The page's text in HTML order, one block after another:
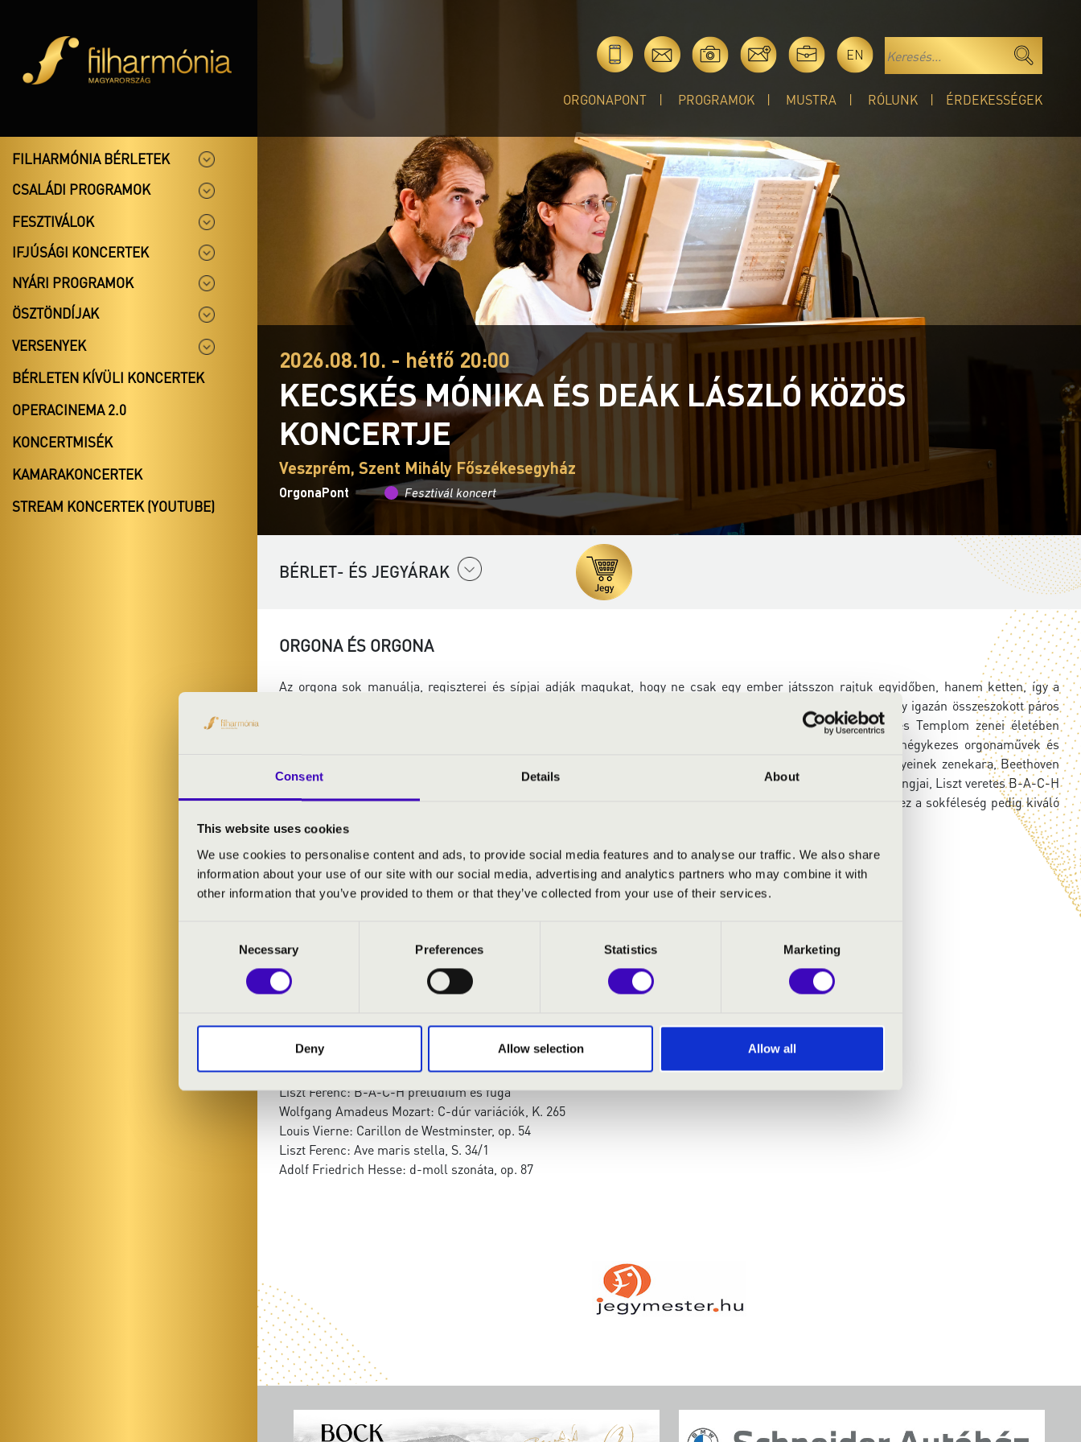
Consent Details About
This website uses cookies
We use cookies to personalise content and ads, to provide social media features and to analyse our traffic. We also share
information about your use of our site with our social media, advertising and analytics partners who may combine it with
other information that you’ve provided to them or that they’ve collected from your use of their services.
Necessary Preferences Statistics Marketing
Deny Allow selection Allow all
EN
ORGONAPONT PROGRAMOK MUSTRA RÓLUNK ÉRDEKESSÉGEK
FILHARMÓNIA BÉRLETEK
CSALÁDI PROGRAMOK
FESZTIVÁLOK
IFJÚSÁGI KONCERTEK
NYÁRI PROGRAMOK
ÖSZTÖNDÍJAK
VERSENYEK
BÉRLETEN KÍVÜLI KONCERTEK
OPERACINEMA 2.0
KONCERTMISÉK
KAMARAKONCERTEK
STREAM KONCERTEK (YOUTUBE)
2026.08.10. - hétfő 20:00
KECSKÉS MÓNIKA ÉS DEÁK LÁSZLÓ KÖZÖS
KONCERTJE
Veszprém, Szent Mihály Főszékesegyház
OrgonaPont Fesztivál koncert
BÉRLET- ÉS JEGYÁRAK
ORGONA ÉS ORGONA
Az orgona sok manuálja, regiszterei és sípjai adják magukat, hogy ne csak egy ember játsszon rajtuk egyidőben, hanem ketten, így a
hangszer még inkább zenekarrá válik, a megszólaltatása pedig egy igazi csapatmunka. Ezen a koncerten egy igazán összeszokott páros
csapatjátékát élvezhetjük: Kecskés Mónika és Deák László orgonaművész házaspár, akik a Pesti Ferences Templom zenei életében
kollégák is, így emberileg és szakmailag is sok szálon kötődnek egymáshoz. Műsorukon pedig szóló és négykezes orgonaművek és
zenekari átiratok is szerepelnek. A kezük alatt megszólaló orgona egyszerre lesz Bach Brandenburgi versenyeinek zenekara, Beethoven
"kakukkos órájának" szerkezete, szólnak rajta a Magyarországon is alkotó, kevésbé ismert Albrechtsberger hangjai, Liszt veretes B-A-C-H
fúgája, Mozart "Hull a pelyhes..." variációi, a Westminster székesegyház harangjai, és énekes művek is. Mindez a sokféleség pedig kiváló
összhangban!
ELŐADÓK:
MŰSOR:
Johann Sebastian Bach: 3. Brandenbugi verseny, BWV 1048
Ludwig van Beethoven: Adagio, WoO 33/1
Johann Georg Albrechtsberger: B-dúr prelúdium és fúga
Liszt Ferenc: B-A-C-H prelúdium és fúga
Wolfgang Amadeus Mozart: C-dúr variációk, K. 265
Louis Vierne: Carillon de Westminster, op. 54
Liszt Ferenc: Ave maris stella, S. 34/1
Adolf Friedrich Hesse: d-moll szonáta, op. 87